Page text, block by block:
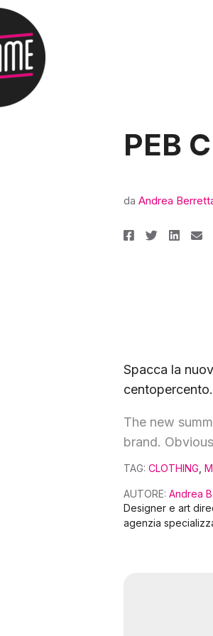
PEB
da Andrea
Spacca la
The new
brand.
TAG: CLOTHING
AUTORE: Andrea
Designer e art
agenzia